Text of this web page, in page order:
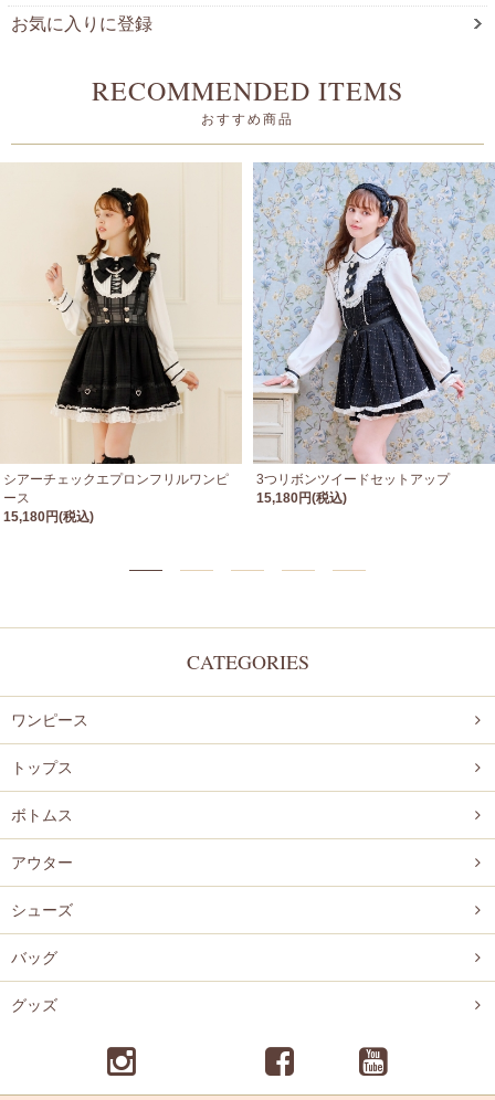
お気に入りに登録
RECOMMENDED ITEMS
おすすめ商品
シアーチェックエプロンフリルワンピ
ース
15,180円(税込)
3つリボンツイードセットアップ
15,180円(税込)
CATEGORIES
ワンピース
トップス
ボトムス
アウター
シューズ
バッグ
グッズ